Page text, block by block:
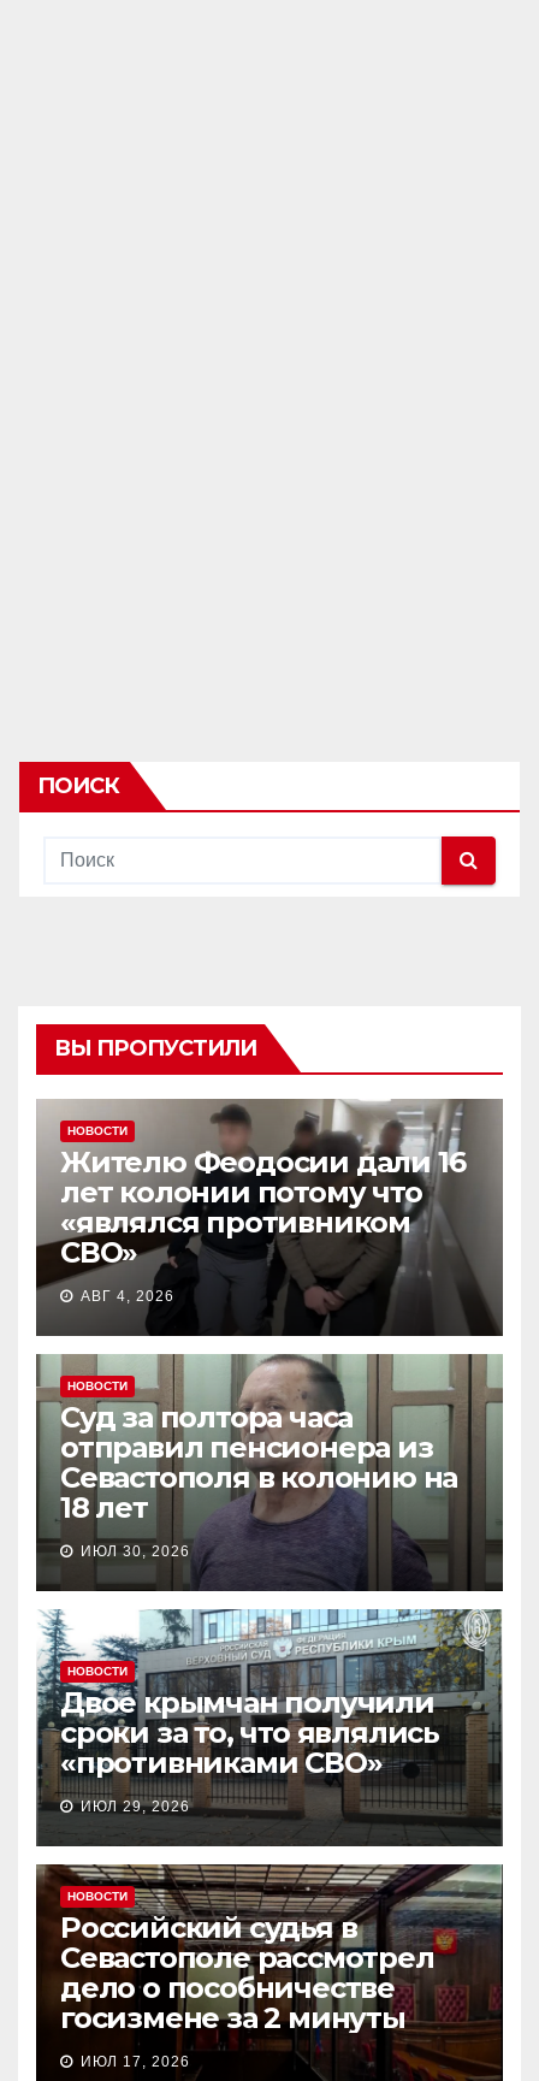
ПОИСК
ВЫ ПРОПУСТИЛИ
НОВОСТИ
Жителю Феодосии дали 16
лет колонии потому что
«являлся противником
СВО»
АВГ 4, 2026
НОВОСТИ
Суд за полтора часа
отправил пенсионера из
Севастополя в колонию на
18 лет
ИЮЛ 30, 2026
НОВОСТИ
Двое крымчан получили
сроки за то, что являлись
«противниками СВО»
ИЮЛ 29, 2026
НОВОСТИ
Российский судья в
Севастополе рассмотрел
дело о пособничестве
госизмене за 2 минуты
ИЮЛ 17, 2026